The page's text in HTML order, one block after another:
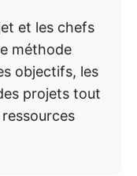
et les chefs
méthode
objectifs, les
projets tout